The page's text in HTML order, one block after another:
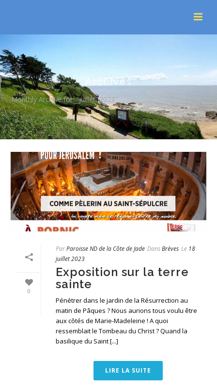
Archives
Monthly Archive for: "juillet, 2023"
0
ParParoisse ND de la Côte de Jade DansBrèves Le 18
juillet 2023
Exposition sur la terre
sainte
Pénétrer dans le jardin de la Résurrection au
matin de Pâques ? Nous aurions tous voulu être
aux côtés de Marie-Madeleine ! A quoi
ressemblait le Tombeau du Christ ? Quand la
basilique du Saint [...]
LIRE LA SUITE